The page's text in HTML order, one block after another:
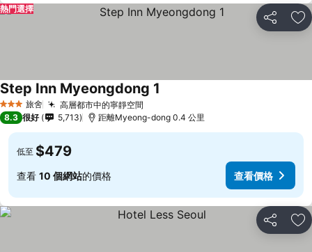
分享 放
熱門選擇
3 星級 旅舍 高層都市中的寧靜空間
Step Inn Myeongdong 1
8.3 很好 5,713 距離Myeong-dong 0.4 公里
低至 $479
查看 10 個網站的價格 查看價格
分享 放